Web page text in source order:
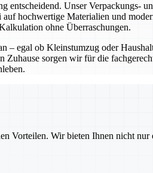
entscheidend. Unser Verpackungs-
hochwertige Materialien und
ohne Überraschungen.
– egal ob Kleinstumzug oder
sorgen wir für die
Vorteilen. Wir bieten Ihnen nicht